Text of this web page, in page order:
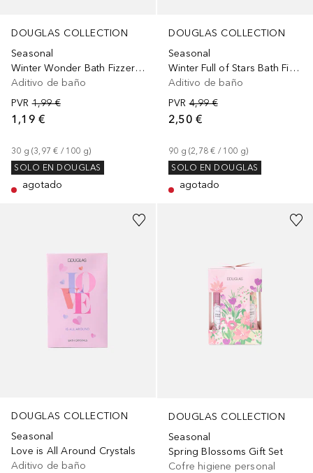
DOUGLAS COLLECTION
Seasonal
Winter Wonder Bath Fizzer Red
Aditivo de baño
PVR 1,99 €
1,19 €
30 g (3,97 € / 100 g)
SOLO EN DOUGLAS
agotado
DOUGLAS COLLECTION
Seasonal
Winter Full of Stars Bath Fizzer Set
Aditivo de baño
PVR 4,99 €
2,50 €
90 g (2,78 € / 100 g)
SOLO EN DOUGLAS
agotado
DOUGLAS COLLECTION
Seasonal
Love is All Around Crystals
Aditivo de baño
DOUGLAS COLLECTION
Seasonal
Spring Blossoms Gift Set
Cofre higiene personal